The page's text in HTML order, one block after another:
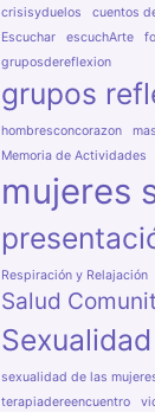
crisisyduelos
cuentos
Escuchar
escuchArte
gruposdereflexion
grupos
hombresconcorazon
Memoria de Actividades
mujeres
Respiración y Relajación
Salud
Sexualidad
sexualidad de las
terapiadereencuentro